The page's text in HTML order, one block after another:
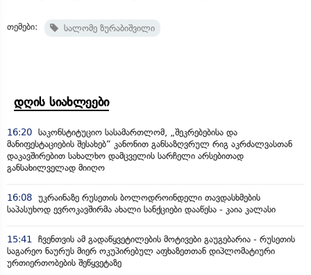
თემები: სალომე ზურაბიშვილი
დღის სიახლეები
16:20 საკონსტიტუციო სასამართლომ, „შეკრებებისა და
მანიფესტაციების შესახებ“ კანონით განსაზღვრულ რიგ აკრძალვასთან
დაკავშირებით სახალხო დამცველის სარჩელი არსებითად
განსახილველად მიიღო
16:08 უკრაინაზე რუსეთის ბოლოდროინდელი თავდასხმების
საპასუხოდ ევროკავშირმა ახალი სანქციები დააწესა - კაია კალასი
15:41
ჩვენთვის ამ გადაწყვეტილების მოტივები გაუგებარია - რუსეთის
საგარეო ნაურუს მიერ ოკუპირებულ აფხაზეთთან დიპლომატიური
ურთიერთობების შეწყვეტაზე